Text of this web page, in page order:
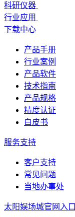
科研仪器
行业应用
下载中心
产品手册
行业案例
产品软件
技术指南
产品规格
精度认证
白皮书
服务支持
客户支持
常见问题
当地办事处
太阳娱场城官网入口